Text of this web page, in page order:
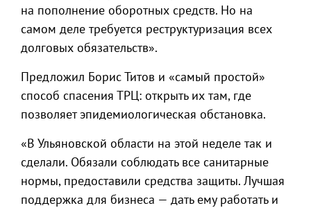
на пополнение оборотных средств. Но на
самом деле требуется реструктуризация всех
долговых обязательств».
Предложил Борис Титов и «самый простой»
способ спасения ТРЦ: открыть их там, где
позволяет эпидемиологическая обстановка.
«В Ульяновской области на этой неделе так и
сделали. Обязали соблюдать все санитарные
нормы, предоставили средства защиты. Лучшая
поддержка для бизнеса — дать ему работать и